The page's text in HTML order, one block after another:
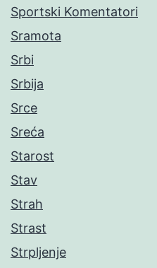
Sportski Komentatori
Sramota
Srbi
Srbija
Srce
Sreća
Starost
Stav
Strah
Strast
Strpljenje